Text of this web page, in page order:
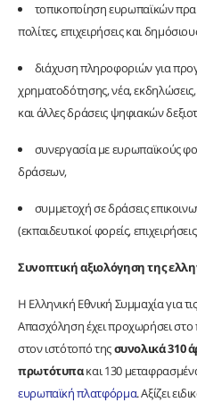
τοπικοποίηση ευρωπαϊκών
πολίτες, επιχειρήσεις και
διάχυση πληροφοριών για
χρηματοδότησης, νέα, εκδηλώσεις,
και άλλες δράσεις ψηφιακών
συνεργασία με ευρωπαϊκούς
δράσεων,
συμμετοχή σε δράσεις
(εκπαιδευτικοί φορείς,
Συνοπτική αξιολόγηση της
Η Ελληνική Εθνική Συμμαχία για
Απασχόληση έχει προχωρήσει
στον ιστότοπό τηςσυνολικά 310
πρωτότυπακαι 130
ευρωπαϊκή πλατφόρμα. Αξίζει